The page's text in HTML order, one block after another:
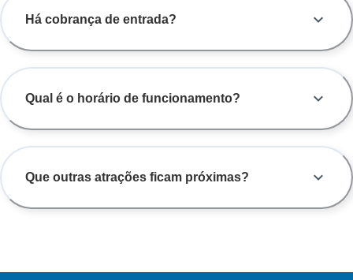
Há cobrança de entrada?
Qual é o horário de funcionamento?
Que outras atrações ficam próximas?